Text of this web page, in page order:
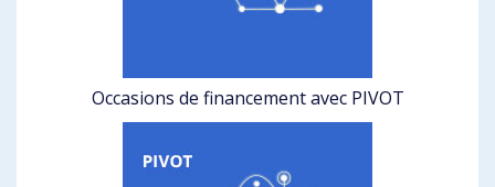
Occasions de financement avec PIVOT